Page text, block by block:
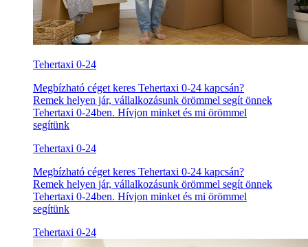
Tehertaxi 0-24
Megbízható céget keres Tehertaxi 0-24 kapcsán?
Remek helyen jár, vállalkozásunk örömmel segít önnek
Tehertaxi 0-24ben. Hívjon minket és mi örömmel
segítünk
Tehertaxi 0-24
Megbízható céget keres Tehertaxi 0-24 kapcsán?
Remek helyen jár, vállalkozásunk örömmel segít önnek
Tehertaxi 0-24ben. Hívjon minket és mi örömmel
segítünk
Tehertaxi 0-24